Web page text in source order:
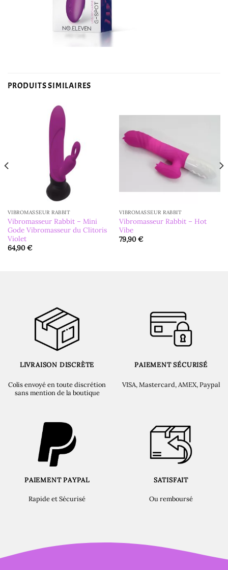
PRODUITS SIMILAIRES
VIBROMASSEUR RABBIT
Vibromasseur Rabbit – Mini
Gode Vibromasseur du Clitoris
Violet
64,90€
VIBROMASSEUR RABBIT
Vibromasseur Rabbit – Hot
Vibe
79,90€
LIVRAISON DISCRÈTE
Colis envoyé en toute discrétion
sans mention de la boutique
PAIEMENT SÉCURISÉ
VISA, Mastercard, AMEX, Paypal
PAIEMENT PAYPAL
Rapide et Sécurisé
SATISFAIT
Ou remboursé